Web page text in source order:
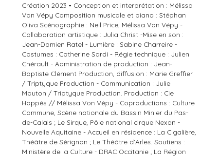
Création 2023 • Conception et interprétation : Mélissa
Von Vépy Composition musicale et piano : Stéphan
Oliva Scénographie : Neil Price, Mélissa Von Vépy -
Collaboration artistique : Julia Christ -Mise en son :
Jean-Damien Ratel - Lumière : Sabine Charreire -
Costumes : Catherine Sardi - Régie technique : Julien
Chérault - Administration de production : Jean-
Baptiste Clément Production, diffusion : Marie Greffier
/ Triptyque Production - Communication : Julie
Mouton / Triptyque Production. Production : Cie
Happés // Mélissa Von Vépy - Coproductions : Culture
Commune, Scène nationale du Bassin Minier du Pas-
de-Calais ; Le Sirque, Pôle national cirque Nexon -
Nouvelle Aquitaine - Accueil en résidence : La Cigalière,
Théâtre de Sérignan ; Le Théâtre d’Arles. Soutiens :
Ministère de la Culture - DRAC Occitanie ; La Région